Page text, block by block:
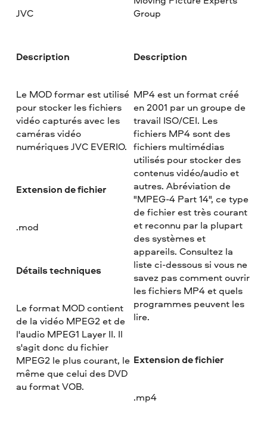
JVC
Description
Le MOD formar est utilisé
pour stocker les fichiers
vidéo capturés avec les
caméras vidéo
numériques JVC EVERIO.
Extension de fichier
.mod
Détails techniques
Le format MOD contient
de la vidéo MPEG2 et de
l'audio MPEG1 Layer II. Il
s'agit donc du fichier
MPEG2 le plus courant, le
même que celui des DVD
au format VOB.
Group
Description
MP4 est un format créé
en 2001 par un groupe de
travail ISO/CEI. Les
fichiers MP4 sont des
fichiers multimédias
utilisés pour stocker des
contenus vidéo/audio et
autres. Abréviation de
"MPEG-4 Part 14", ce type
de fichier est très courant
et reconnu par la plupart
des systèmes et
appareils. Consultez la
liste ci-dessous si vous ne
savez pas comment ouvrir
les fichiers MP4 et quels
programmes peuvent les
lire.
Extension de fichier
.mp4